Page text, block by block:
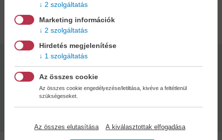
Adatok
puha kötés
Kiadás dátuma:
2 szolgáltatás
Marketing információk
2 szolgáltatás
Hirdetés megjelenítése
1 szolgáltatás
Az összes cookie
Az összes cookie engedélyezése/letiltása, kivéve a feltétlenül
szükségeseket.
Az összes elutasítása A kiválasztottak elfogadása